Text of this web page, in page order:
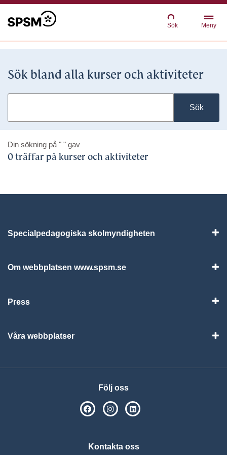
Sök Meny
Sök bland alla kurser och aktiviteter
Sök
Din sökning på " " gav
0 träffar på kurser och aktiviteter
Specialpedagogiska skolmyndigheten
Om webbplatsen www.spsm.se
Press
Våra webbplatser
Följ oss
SPSM på Facebook
SPSM på Instagram
Kontakta oss